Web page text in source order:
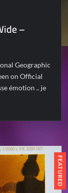
–
Geographic
on Official
émotion .. je
FEATURED